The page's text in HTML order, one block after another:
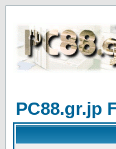
PC88.gr.jp